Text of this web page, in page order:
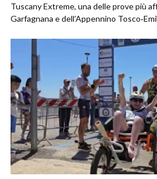
Tuscany Extreme, una delle prove più
Garfagnana e dell’Appennino